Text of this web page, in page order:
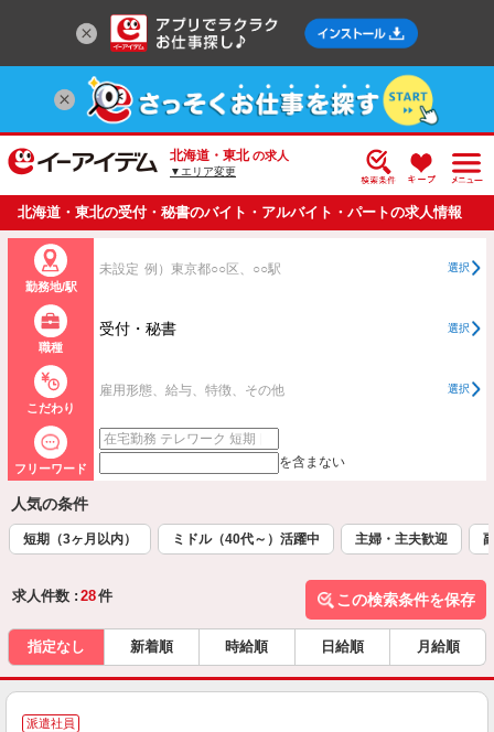
北海道・東北 の求人
▼エリア変更
北海道・東北の受付・秘書のバイト・アルバイト・パートの求人情報
一覧
勤務地/駅
未設定 例）東京都○○区、○○駅 選択
職種
受付・秘書 選択
こだわり
雇用形態、給与、特徴、その他 選択
フリーワード を含まない
人気の条件
短期（3ヶ月以内） ミドル（40代～）活躍中 主婦・主夫歓迎
求人件数 : 28件 この検索条件を保存
指定なし 新着順 時給順 日給順 月給順
派遣社員